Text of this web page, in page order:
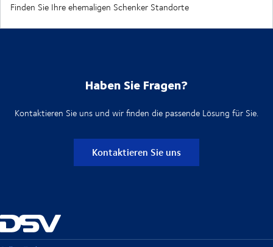
Finden Sie Ihre ehemaligen Schenker Standorte
Haben Sie Fragen?
Kontaktieren Sie uns und wir finden die passende Lösung für Sie.
Kontaktieren Sie uns